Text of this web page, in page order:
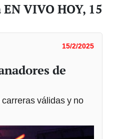
VIVO HOY, 15
15/2/2025
de
válidas y no